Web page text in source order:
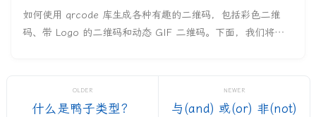
如何使用 qrcode 库生成各种有趣的二维码，包括彩色二维
码、带 Logo 的二维码和动态 GIF 二维码。下面，我们将逐
持自定义功能，如颜色变化、样式设计和动画效果。
OLDER
什么是鸭子类型？
NEWER
与(and) 或(or) 非(not)